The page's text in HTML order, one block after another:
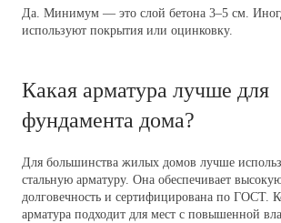
Да. Минимум — это слой бетона 3–5 см.
используют покрытия или оцинковку.
Какая арматура лучше для
фундамента дома?
Для большинства жилых домов лучше
стальную арматуру. Она обеспечивает
долговечность и сертифицирована по ГОСТ.
арматура подходит для мест с повышенной